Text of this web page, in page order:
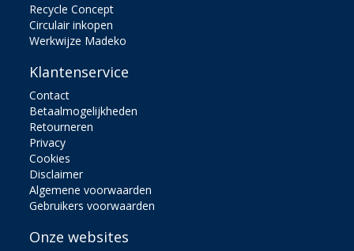
Recycle Concept
Circulair inkopen
Werkwijze Madeko
Klantenservice
Contact
Betaalmogelijkheden
Retourneren
Privacy
Cookies
Disclaimer
Algemene voorwaarden
Gebruikers voorwaarden
Onze websites